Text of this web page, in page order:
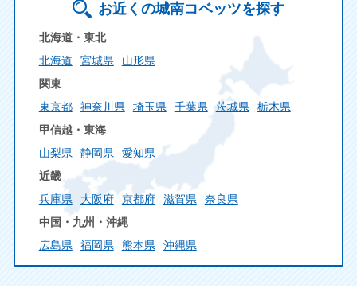
お近くの城南コベッツを探す
北海道・東北
北海道
宮城県
山形県
関東
東京都
神奈川県 埼玉県 千葉県 茨城県
栃木県
甲信越・東海
山梨県
静岡県
愛知県
近畿
兵庫県
大阪府 京都府 滋賀県
奈良県
中国・九州・沖縄
広島県
福岡県 熊本県 沖縄県